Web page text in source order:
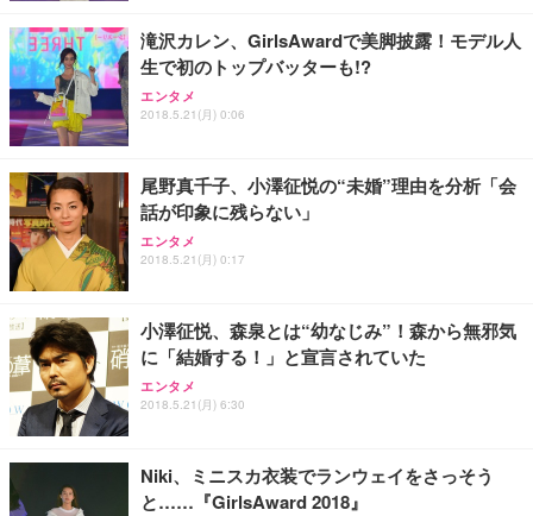
滝沢カレン、GirlsAwardで美脚披露！モデル人
生で初のトップバッターも!?
エンタメ
2018.5.21(月) 0:06
尾野真千子、小澤征悦の“未婚”理由を分析「会
話が印象に残らない」
エンタメ
2018.5.21(月) 0:17
小澤征悦、森泉とは“幼なじみ”！森から無邪気
に「結婚する！」と宣言されていた
エンタメ
2018.5.21(月) 6:30
Niki、ミニスカ衣装でランウェイをさっそう
と……『GirlsAward 2018』